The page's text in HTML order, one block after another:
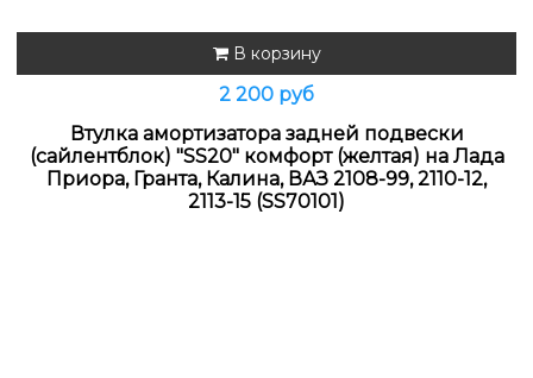
В корзину
2 200 руб
Втулка амортизатора задней подвески
(cайлентблок) "SS20" комфорт (желтая) на Лада
Приора, Гранта, Калина, ВАЗ 2108-99, 2110-12,
2113-15 (SS70101)